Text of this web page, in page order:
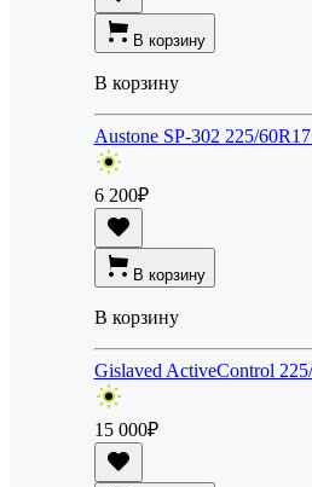
В корзину
В корзину
Austone SP-302 225/
6 200₽
В корзину
В корзину
Gislaved ActiveControl
15 000₽